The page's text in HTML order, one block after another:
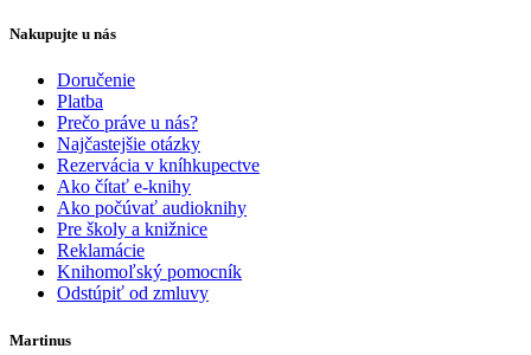
Nakupujte u nás
Doručenie
Platba
Prečo práve u nás?
Najčastejšie otázky
Rezervácia v kníhkupectve
Ako čítať e-knihy
Ako počúvať audioknihy
Pre školy a knižnice
Reklamácie
Knihomoľský pomocník
Odstúpiť od zmluvy
Martinus